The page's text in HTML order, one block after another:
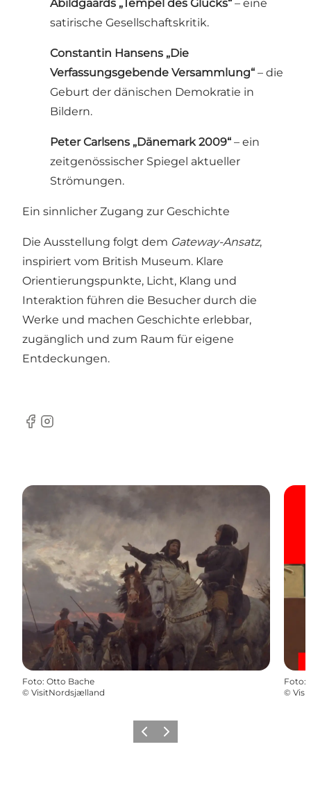
Abildgaards „Tempel des Glücks“ – eine
satirische Gesellschaftskritik.
Constantin Hansens „Die
Verfassungsgebende Versammlung“ – die
Geburt der dänischen Demokratie in
Bildern.
Peter Carlsens „Dänemark 2009“ – ein
zeitgenössischer Spiegel aktueller
Strömungen.
Ein sinnlicher Zugang zur Geschichte
Die Ausstellung folgt dem Gateway-Ansatz,
inspiriert vom British Museum. Klare
Orientierungspunkte, Licht, Klang und
Interaktion führen die Besucher durch die
Werke und machen Geschichte erlebbar,
zugänglich und zum Raum für eigene
Entdeckungen.
Facebook
Instagram
Foto: Otto Bache
© VisitNordsjælland
Foto:
©
ZurückWeiter